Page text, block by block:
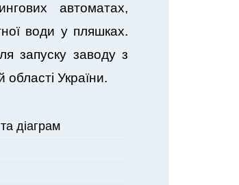
автоматах,
води у пляшках.
запуску заводу з
області України.
діаграм